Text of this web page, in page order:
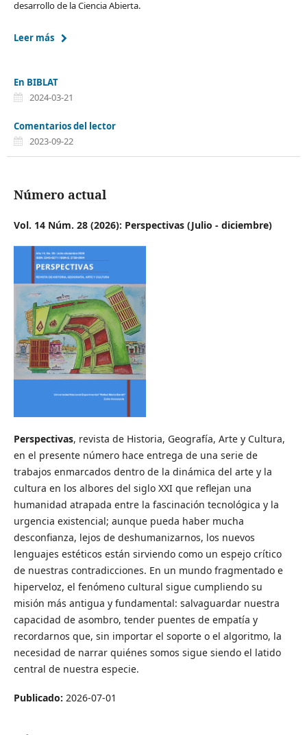
desarrollo de la Ciencia Abierta.
Leer más
En BIBLAT
2024-03-21
Comentarios del lector
2023-09-22
Número actual
Vol. 14 Núm. 28 (2026): Perspectivas (Julio - diciembre)
Perspectivas, revista de Historia, Geografía, Arte y Cultura,
en el presente número hace entrega de una serie de
trabajos enmarcados dentro de la dinámica del arte y la
cultura en los albores del siglo XXI que reflejan una
humanidad atrapada entre la fascinación tecnológica y la
urgencia existencial; aunque pueda haber mucha
desconfianza, lejos de deshumanizarnos, los nuevos
lenguajes estéticos están sirviendo como un espejo crítico
de nuestras contradicciones. En un mundo fragmentado e
hiperveloz, el fenómeno cultural sigue cumpliendo su
misión más antigua y fundamental: salvaguardar nuestra
capacidad de asombro, tender puentes de empatía y
recordarnos que, sin importar el soporte o el algoritmo, la
necesidad de narrar quiénes somos sigue siendo el latido
central de nuestra especie.
Publicado: 2026-07-01